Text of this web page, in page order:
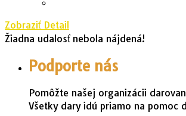
Zobraziť Detail
Žiadna udalosť nebola nájdená!
Podporte nás
Pomôžte našej organizácii
Všetky dary idú priamo na pomoc